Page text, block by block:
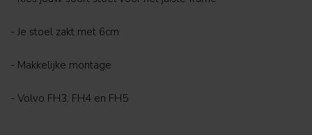
- Je stoel zakt met 6cm
- Makkelijke montage
- Volvo FH3, FH4 en FH5